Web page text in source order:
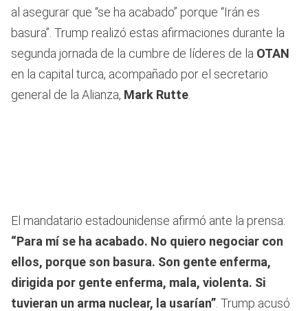
al asegurar que “se ha acabado” porque “Irán es
basura”. Trump realizó estas afirmaciones durante la
segunda jornada de la cumbre de líderes de la OTAN
en la capital turca, acompañado por el secretario
general de la Alianza, Mark Rutte
El mandatario estadounidense afirmó ante la prensa:
“Para mí se ha acabado. No quiero negociar con
ellos, porque son basura. Son gente enferma,
dirigida por gente enferma, mala, violenta. Si
tuvieran un arma nuclear, la usarían” . Trump acusó